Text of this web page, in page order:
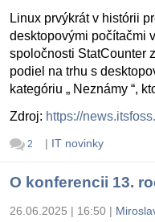
Linux prvýkrát v histórii
desktopovými počítačmi
spoločnosti StatCounter
podiel na trhu s
kategóriu „ Neznámy “,
Zdroj: https://
2 | IT novinky
O konferencii 13.
26.06.2025 | 16:50 |